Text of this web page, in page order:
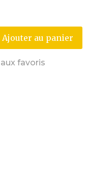
Ajouter au panier
favoris